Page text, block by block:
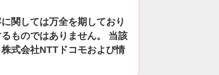
関しては万全を期しており
ものではありません。 当該
式会社NTTドコモおよび情